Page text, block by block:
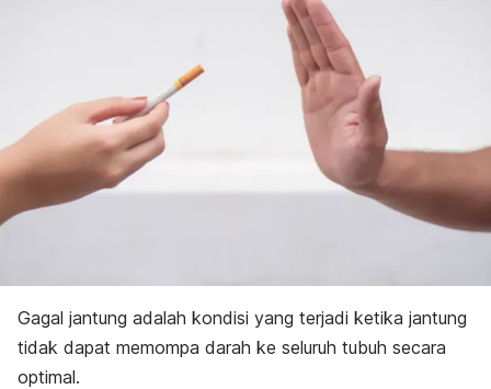
Gagal jantung adalah kondisi yang terjadi ketika jantung
tidak dapat memompa darah ke seluruh tubuh secara
optimal.